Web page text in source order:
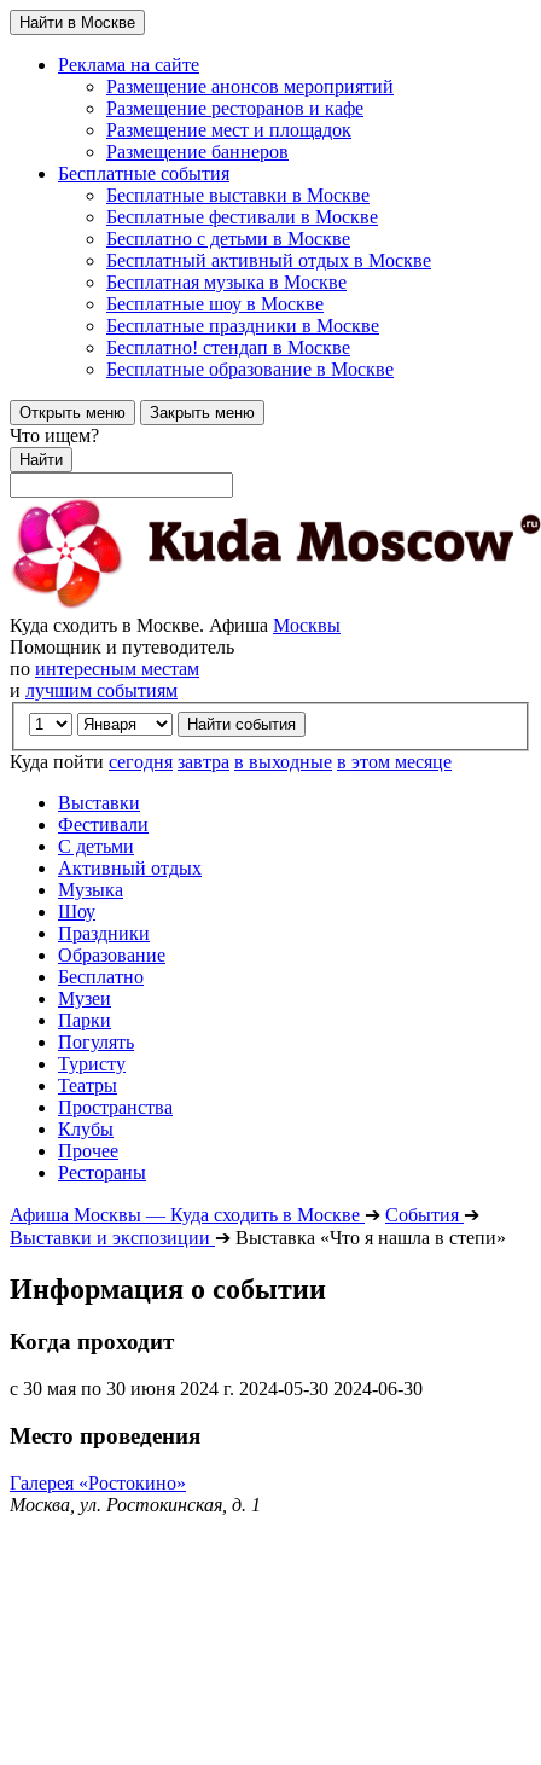
Найти в Москве
Реклама на сайте
Размещение анонсов мероприятий
Размещение ресторанов и кафе
Размещение мест и площадок
Размещение баннеров
Бесплатные события
Бесплатные выставки в Москве
Бесплатные фестивали в Москве
Бесплатно с детьми в Москве
Бесплатный активный отдых в Москве
Бесплатная музыка в Москве
Бесплатные шоу в Москве
Бесплатные праздники в Москве
Бесплатно! стендап в Москве
Бесплатные образование в Москве
Открыть меню Закрыть меню
Что ищем?
Найти
Куда сходить в Москве. Афиша Москвы
Помощник и путеводитель
по интересным местам
и лучшим событиям
Куда пойти сегодня завтра в выходные в этом месяце
Выставки
Фестивали
С детьми
Активный отдых
Музыка
Шоу
Праздники
Образование
Бесплатно
Музеи
Парки
Погулять
Туристу
Театры
Пространства
Клубы
Прочее
Рестораны
Афиша Москвы — Куда сходить в Москве ➔ События ➔
Выставки и экспозиции ➔ Выставка «Что я нашла в степи»
Информация о событии
Когда проходит
с 30 мая по 30 июня 2024 г. 2024-05-30 2024-06-30
Место проведения
Галерея «Ростокино»
Москва, ул. Ростокинская, д. 1